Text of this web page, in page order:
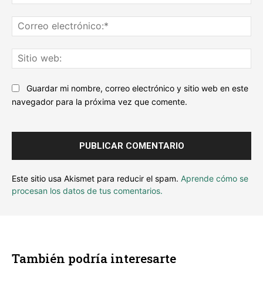
Guardar mi nombre, correo electrónico y sitio web en este
navegador para la próxima vez que comente.
Este sitio usa Akismet para reducir el spam. Aprende cómo se
procesan los datos de tus comentarios.
También podría interesarte